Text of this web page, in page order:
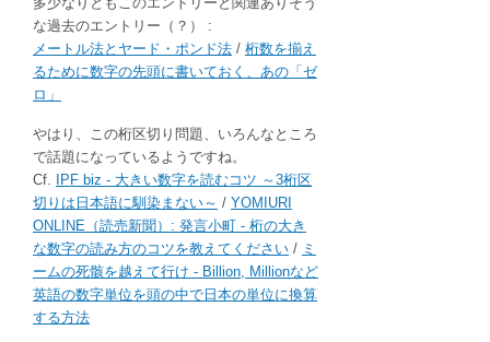
な過去のエントリー（？） :
メートル法とヤード・ポンド法 / 桁数を揃え
るために数字の先頭に書いておく、あの「ゼ
ロ」
やはり、この桁区切り問題、いろんなところ
で話題になっているようですね。
Cf.
IPF biz - 大きい数字を読むコツ ～3桁区
切りは日本語に馴染まない～ / YOMIURI
ONLINE（読売新聞）: 発言小町 - 桁の大き
な数字の読み方のコツを教えてください / ミ
ームの死骸を越えて行け - Billion, Millionなど
英語の数字単位を頭の中で日本の単位に換算
する方法